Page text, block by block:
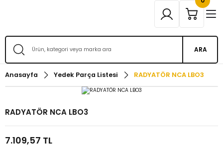
ARA
Anasayfa Yedek Parça Listesi RADYATÖR NCA LBO3
RADYATÖR NCA LBO3
7.109,57 TL